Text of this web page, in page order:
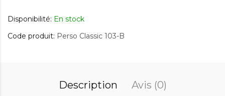
Disponibilité: En stock
Code produit: Perso Classic 103-B
Description Avis (0)